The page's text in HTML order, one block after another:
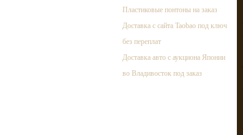
Пластиковые понтоны на заказ
Доставка с сайта Taobao под ключ
без переплат
Доставка авто с аукциона Японии
во Владивосток под заказ